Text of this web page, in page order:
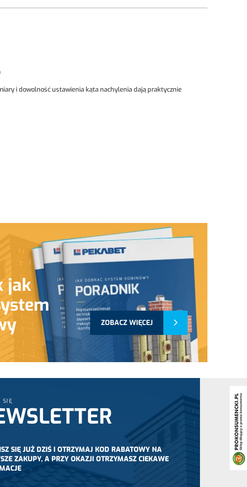
i dowolność ustawienia kąta nachylenia dają praktycznie
jak
ZOBACZ WIĘCEJ
SIĘ
SIĘ JUŻ DZIŚ I OTRZYMAJ KOD RABATOWY NA
ZAKUPY, A PRZY OKAZJI OTRZYMASZ CIEKAWE